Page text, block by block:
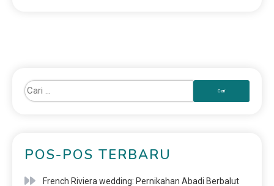
POS-POS TERBARU
French Riviera wedding: Pernikahan Abadi Berbalut